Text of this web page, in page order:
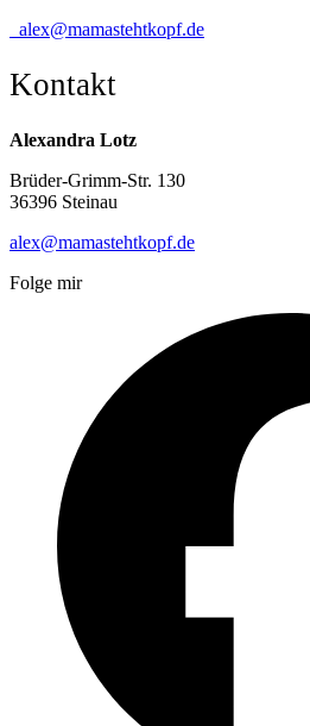
alex@mamastehtkopf.de
Kontakt
Alexandra Lotz
Brüder-Grimm-Str. 130
36396 Steinau
alex@mamastehtkopf.de
Folge mir